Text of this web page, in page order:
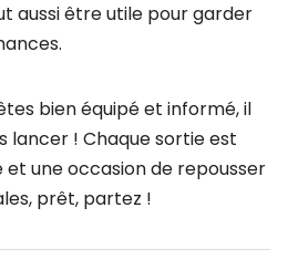
aussi être utile pour garder
bien équipé et informé, il
lancer ! Chaque sortie est
une occasion de repousser
prêt, partez !